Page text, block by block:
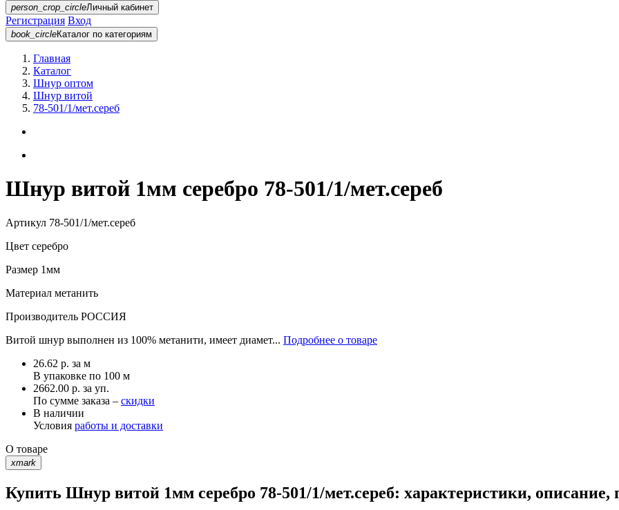
person_crop_circleЛичный кабинет
Регистрация Вход
book_circleКаталог по категориям
Главная
Каталог
Шнур оптом
Шнур витой
78-501/1/мет.сереб
Шнур витой 1мм серебро 78-501/1/мет.сереб
Артикул 78-501/1/мет.сереб
Цвет серебро
Размер 1мм
Материал метанить
Производитель РОССИЯ
Витой шнур выполнен из 100% метанити, имеет диамет... Подробнее о товаре
26.62 р. за м
В упаковке по 100 м
2662.00 р. за уп.
По сумме заказа – скидки
В наличии
Условия работы и доставки
О товаре
xmark
Купить Шнур витой 1мм серебро 78-501/1/мет.сереб: характеристики, описание,